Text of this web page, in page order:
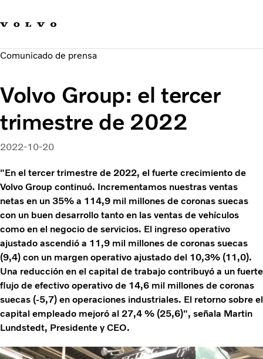
Sustainable Transportation
News & Media
About us
Comunicado de prensa
Volvo Group: el tercer
trimestre de 2022
2022-10-20
"En el tercer trimestre de 2022, el fuerte crecimiento de
Volvo Group continuó. Incrementamos nuestras ventas
netas en un 35% a 114,9 mil millones de coronas suecas
con un buen desarrollo tanto en las ventas de vehículos
como en el negocio de servicios. El ingreso operativo
ajustado ascendió a 11,9 mil millones de coronas suecas
(9,4) con un margen operativo ajustado del 10,3% (11,0).
Una reducción en el capital de trabajo contribuyó a un fuerte
flujo de efectivo operativo de 14,6 mil millones de coronas
suecas (-5,7) en operaciones industriales. El retorno sobre el
capital empleado mejoró al 27,4 % (25,6)", señala Martin
Lundstedt, Presidente y CEO.